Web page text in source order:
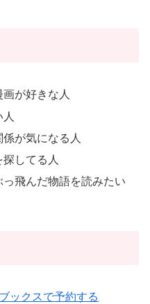
が好きな人
が気になる人
してる人
っ飛んだ物語を読みたい
ックスで予約する